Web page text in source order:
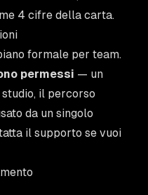
4 cifre della carta.
formale per team.
permessi — un
il percorso
da un singolo
il supporto se vuoi